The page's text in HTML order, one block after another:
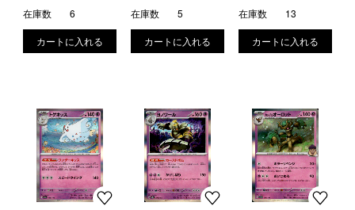
在庫数 6 在庫数 5 在庫数 13